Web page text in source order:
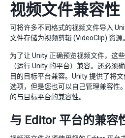
视频文件兼容性
可将许多不同格式的视频文件导入
文件存储为视频剪辑 (VideoClip) 资源。
为了让 Unity 正确预览视频文件，这
（运行 Unity 的平台）兼容。还必须
目的目标平台兼容。Unity 提供了将
选项，但是您也可以自己管理兼容性
的与目标平台的兼容性。
与 Editor 平台的兼容